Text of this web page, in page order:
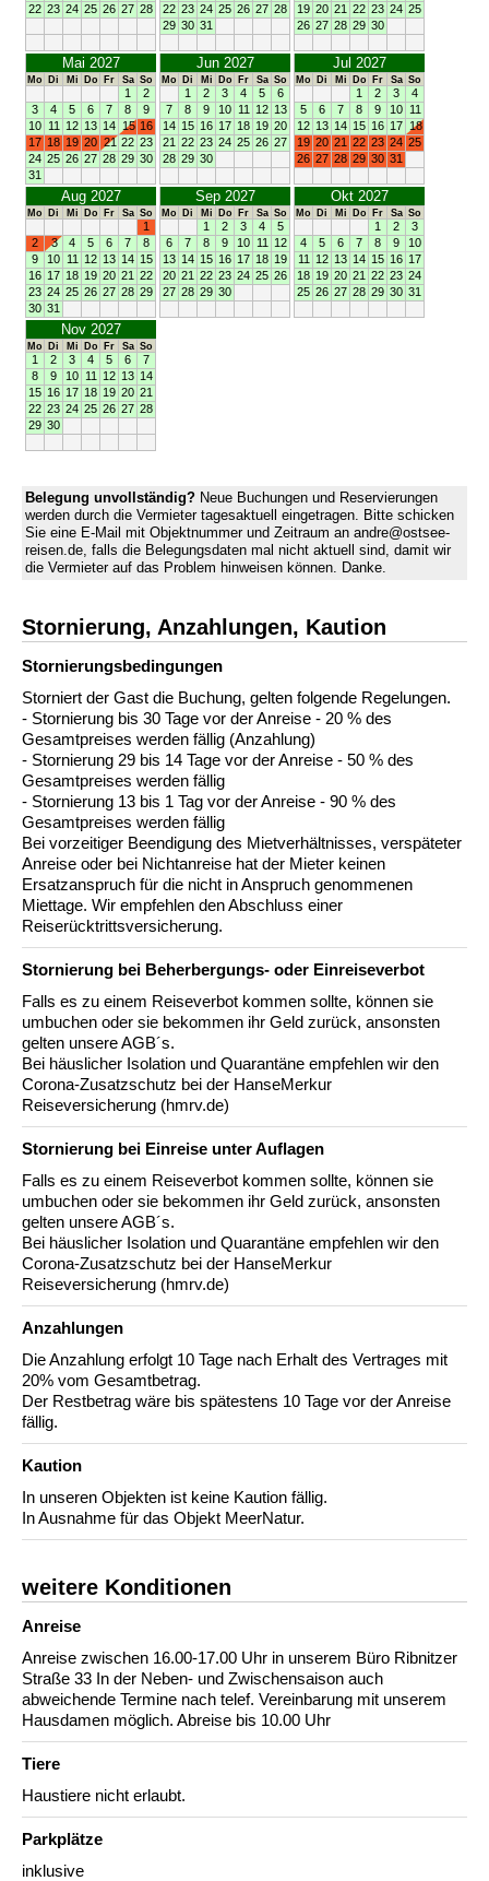
22 23 24 25 26 27 28
22 23 24 25 26 27 28
29 30 31
19 20 21 22 23 24 25
26 27 28 29 30
Mai 2027
Mo Di Mi Do Fr Sa So
1
2
3
4 5 6 7 8
9
10 11 12 13 14 15 16
17 18 19 20 21 22 23
24 25 26 27 28 29 30
31
Jun 2027
Mo Di Mi Do Fr Sa So
1 2 3 4 5
6
7
8 9 10 11 12 13
14 15 16 17 18 19 20
21 22 23 24 25 26 27
28 29 30
Jul 2027
Mo Di Mi Do Fr Sa So
1 2 3
4
5
6 7 8 9 10 11
12 13 14 15 16 17 18
19 20 21 22 23 24 25
26 27 28 29 30 31
Aug 2027
Mo Di Mi Do Fr Sa So
1
2
3 4 5 6 7
8
9
10 11 12 13 14 15
16 17 18 19 20 21 22
23 24 25 26 27 28 29
30 31
Sep 2027
Mo Di Mi Do Fr Sa So
1 2 3 4
5
6
7 8 9 10 11
12
13 14 15 16 17 18 19
20 21 22 23 24 25 26
27 28 29 30
Okt 2027
Mo Di Mi Do Fr Sa So
1 2
3
4
5 6 7 8 9
10
11
12 13 14 15 16 17
18 19 20 21 22 23 24
25 26 27 28 29 30 31
Nov 2027
Mo Di Mi Do Fr Sa So
1 2 3 4 5 6
7
8
9 10 11 12 13 14
15 16 17 18 19 20 21
22 23 24 25 26 27 28
29 30
Belegung unvollständig? Neue Buchungen und Reservierungen
werden durch die Vermieter tagesaktuell eingetragen. Bitte schicken
Sie eine E-Mail mit Objektnummer und Zeitraum an andre@ostsee-
reisen.de, falls die Belegungsdaten mal nicht aktuell sind, damit wir
die Vermieter auf das Problem hinweisen können. Danke.
Stornierung, Anzahlungen, Kaution
Stornierungs­bedingungen
Storniert der Gast die Buchung, gelten folgende Regelungen.
- Stornierung bis 30 Tage vor der Anreise - 20 % des
Gesamtpreises werden fällig (Anzahlung)
- Stornierung 29 bis 14 Tage vor der Anreise - 50 % des
Gesamtpreises werden fällig
- Stornierung 13 bis 1 Tag vor der Anreise - 90 % des
Gesamtpreises werden fällig
Bei vorzeitiger Beendigung des Mietverhältnisses, verspäteter
Anreise oder bei Nichtanreise hat der Mieter keinen
Ersatzanspruch für die nicht in Anspruch genommenen
Miettage. Wir empfehlen den Abschluss einer
Reiserücktrittsversicherung.
Stornierung bei Beherbergungs- oder Einreiseverbot
Falls es zu einem Reiseverbot kommen sollte, können sie
umbuchen oder sie bekommen ihr Geld zurück, ansonsten
gelten unsere AGB´s.
Bei häuslicher Isolation und Quarantäne empfehlen wir den
Corona-Zusatzschutz bei der HanseMerkur
Reiseversicherung (hmrv.de)
Stornierung bei Einreise unter Auflagen
Falls es zu einem Reiseverbot kommen sollte, können sie
umbuchen oder sie bekommen ihr Geld zurück, ansonsten
gelten unsere AGB´s.
Bei häuslicher Isolation und Quarantäne empfehlen wir den
Corona-Zusatzschutz bei der HanseMerkur
Reiseversicherung (hmrv.de)
Anzahlungen
Die Anzahlung erfolgt 10 Tage nach Erhalt des Vertrages mit
20% vom Gesamtbetrag.
Der Restbetrag wäre bis spätestens 10 Tage vor der Anreise
fällig.
Kaution
In unseren Objekten ist keine Kaution fällig.
In Ausnahme für das Objekt MeerNatur.
weitere Konditionen
Anreise
Anreise zwischen 16.00-17.00 Uhr in unserem Büro Ribnitzer
Straße 33 In der Neben- und Zwischensaison auch
abweichende Termine nach telef. Vereinbarung mit unserem
Hausdamen möglich. Abreise bis 10.00 Uhr
Tiere
Haustiere nicht erlaubt.
Parkplätze
inklusive